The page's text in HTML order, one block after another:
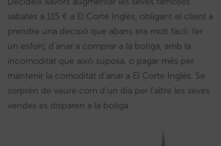
sabates a 115 € a El Corte Inglés, obligant el client a
prendre una decisió que abans era molt fàcil: fer
un esforç d’anar a comprar a la botiga, amb la
incomoditat que això suposa, o pagar més per
mantenir la comoditat d’anar a El Corte Inglés. Se
sorprèn de veure com d’un dia per l’altre les seves
vendes es disparen a la botiga.